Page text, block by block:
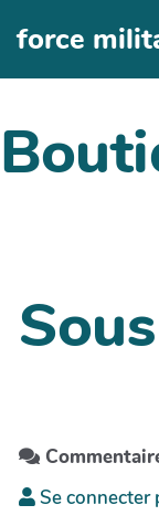
Aller au
force
Se connecter